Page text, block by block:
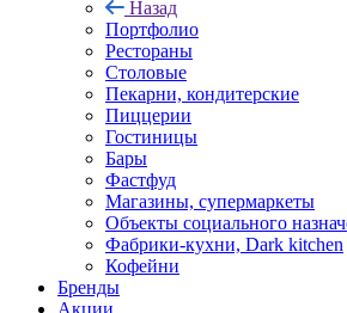
Назад
Портфолио
Рестораны
Столовые
Пекарни, кондитерские
Пиццерии
Гостиницы
Бары
Фастфуд
Магазины, супермаркеты
Объекты социального
Фабрики-кухни, Dark kitchen
Кофейни
Бренды
Акции